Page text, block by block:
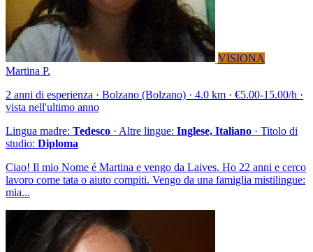
VISIONA
Martina P.
2 anni di esperienza · Bolzano (Bolzano) · 4.0 km · €5.00-15.00/h ·
vista nell'ultimo anno
Lingua madre: Tedesco · Altre lingue: Inglese, Italiano · Titolo di
studio: Diploma
Ciao! Il mio Nome é Martina e vengo da Laives. Ho 22 anni e cerco
lavoro come tata o aiuto compiti. Vengo da una famiglia mistilingue:
mia...